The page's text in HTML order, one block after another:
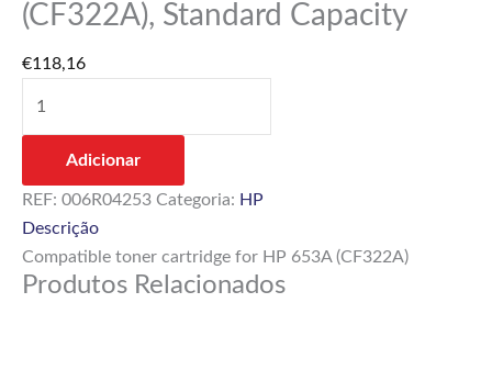
(CF322A), Standard Capacity
€118,16
Adicionar
REF: 006R04253 Categoria: HP
Descrição
Compatible toner cartridge for HP 653A (CF322A)
Produtos Relacionados